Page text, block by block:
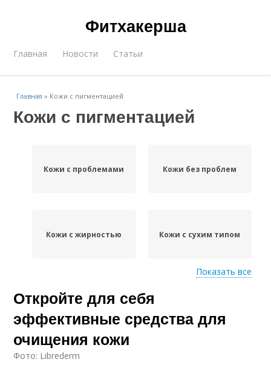
Фитхакерша
Главная Новости Статьи
Главная » Кожи с пигментацией
Кожи с пигментацией
Кожи с проблемами Кожи без проблем
Кожи с жирностью Кожи с сухим типом
Кожи с возрастными
изменениями
Люди с фарфоровой
Показать все
Откройте для себя
эффективные средства для
очищения кожи
Фото: Librederm